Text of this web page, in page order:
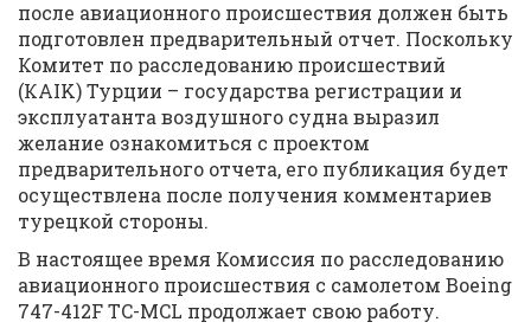
после авиационного происшествия должен быть
подготовлен предварительный отчет. Поскольку
Комитет по расследованию происшествий
(КАIK) Турции – государства регистрации и
эксплуатанта воздушного судна выразил
желание ознакомиться с проектом
предварительного отчета, его публикация будет
осуществлена после получения комментариев
турецкой стороны.
В настоящее время Комиссия по расследованию
авиационного происшествия с самолетом Boeing
747-412F TC-MCL продолжает свою работу.